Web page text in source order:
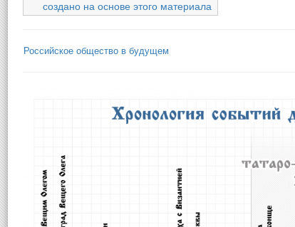
создано на основе этого материала
Российское общество в будущем